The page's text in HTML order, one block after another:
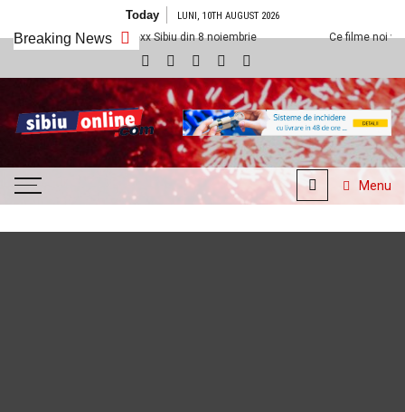
Today LUNI, 10TH AUGUST 2026
Breaking News
la Cineplexx Sibiu din 8 noiembrie Ce filme noi vedem la
SibiuOnline.com
… locatii si evenimente din
Sibiu!!!
Menu